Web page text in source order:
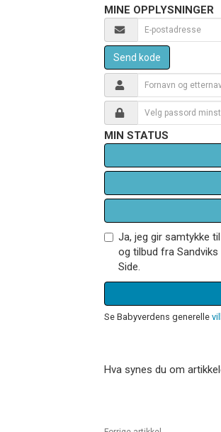
MINE OPPLYSNINGER
Send kode
MIN STATUS
Ja, jeg gir samtykke
og tilbud fra
Side.
Se Babyverdens generelle
Hva synes du om